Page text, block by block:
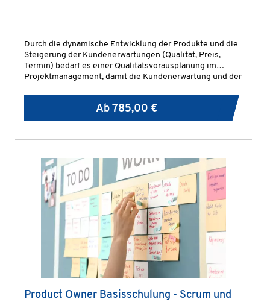
Durch die dynamische Entwicklung der Produkte und die
Steigerung der Kundenerwartungen (Qualität, Preis,
Termin) bedarf es einer Qualitätsvorausplanung im
Projektmanagement, damit die Kundenerwartung und der
Ab 785,00 €
Product Owner Basisschulung - Scrum und